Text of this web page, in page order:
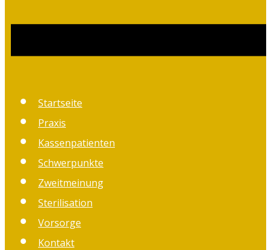
Startseite
Praxis
Kassenpatienten
Schwerpunkte
Zweitmeinung
Sterilisation
Vorsorge
Kontakt